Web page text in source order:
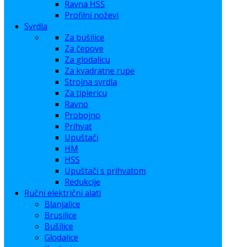
Ravna HSS
Profilni noževi
Svrdla
Za bušilice
Za čepove
Za glodalicu
Za kvadratne rupe
Strojna svrdla
Za tiplericu
Ravno
Probojno
Prihvat
Upuštači
HM
HSS
Upuštači s prihvatom
Redukcije
Ručni električni alati
Blanjalice
Brusilice
Bušilice
Glodalice